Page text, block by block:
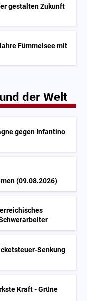
gestalten Zukunft
Fümmelsee mit
der Welt
gegen Infantino
(09.08.2026)
Senkung
Kraft - Grüne